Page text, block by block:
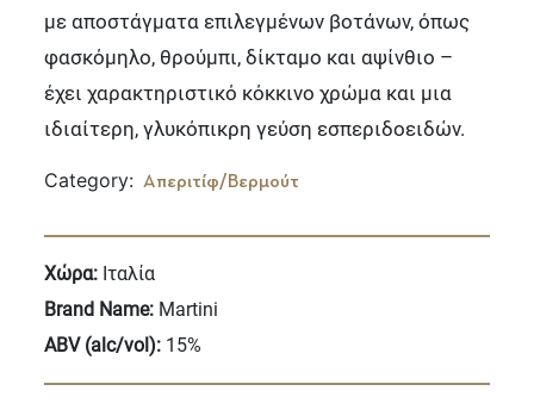
με αποστάγματα επιλεγμένων βοτάνων, όπως
φασκόμηλο, θρούμπι, δίκταμο και αψίνθιο –
έχει χαρακτηριστικό κόκκινο χρώμα και μια
ιδιαίτερη, γλυκόπικρη γεύση εσπεριδοειδών.
Category: Απεριτίφ/Βερμούτ
Χώρα: Ιταλία
Brand Name: Martini
ABV (alc/vol): 15%